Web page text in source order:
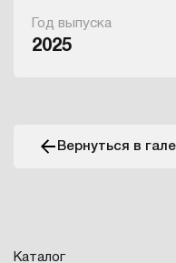
Год выпуска
2025
Вернуться в
Каталог